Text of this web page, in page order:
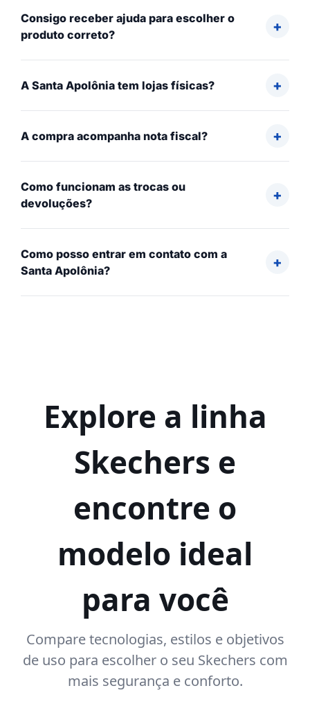
Consigo receber ajuda para escolher o
produto correto?
A Santa Apolônia tem lojas físicas?
A compra acompanha nota fiscal?
Como funcionam as trocas ou
devoluções?
Como posso entrar em contato com a
Santa Apolônia?
Explore a linha
Skechers e
encontre o
modelo ideal
para você
Compare tecnologias, estilos e objetivos
de uso para escolher o seu Skechers com
mais segurança e conforto.